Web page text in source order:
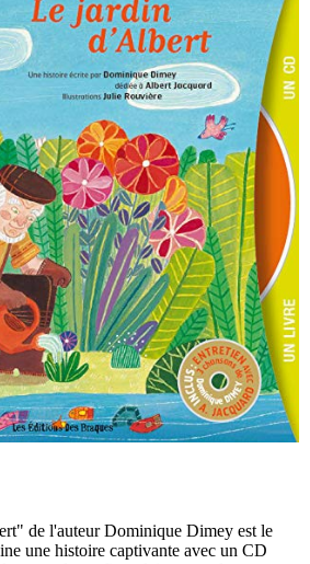
de l'auteur Dominique Dimey est le
une histoire captivante avec un CD